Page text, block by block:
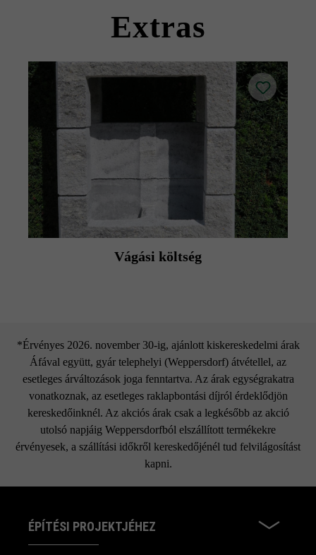
Extras
Vágási költség
*Érvényes 2026. november 30-ig, ajánlott kiskereskedelmi árak
Áfával együtt, gyár telephelyi (Weppersdorf) átvétellel, az
esetleges árváltozások joga fenntartva. Az árak egységrakatra
vonatkoznak, az esetleges raklapbontási díjról érdeklődjön
kereskedőinknél. Az akciós árak csak a legkésőbb az akció
utolsó napjáig Weppersdorfból elszállított termékekre
érvényesek, a szállítási időkről kereskedőjénél tud felvilágosítást
kapni.
ÉPÍTÉSI PROJEKTJÉHEZ